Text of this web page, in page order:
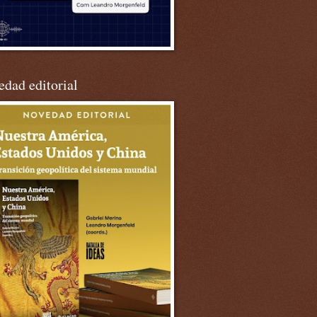
editorial